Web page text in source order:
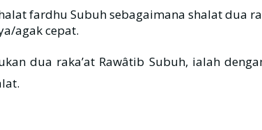
fardhu Subuh sebagaimana shalat dua
agak cepat.